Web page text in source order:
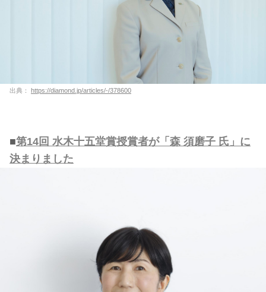
出典： https://diamond.jp/articles/-/378600
■第14回 水木十五堂賞授賞者が「森 須磨子 氏」に
決まりました